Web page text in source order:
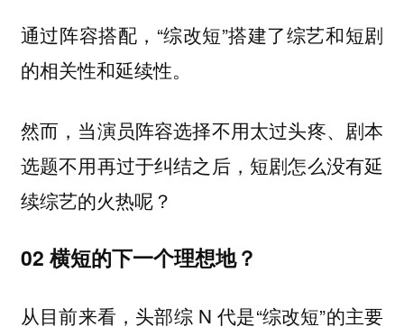
通过阵容搭配，“综改短”搭建了综艺和短剧
的相关性和延续性。
然而，当演员阵容选择不用太过头疼、剧本
选题不用再过于纠结之后，短剧怎么没有延
续综艺的火热呢？
02 横短的下一个理想地？
从目前来看，头部综 N 代是“综改短”的主要